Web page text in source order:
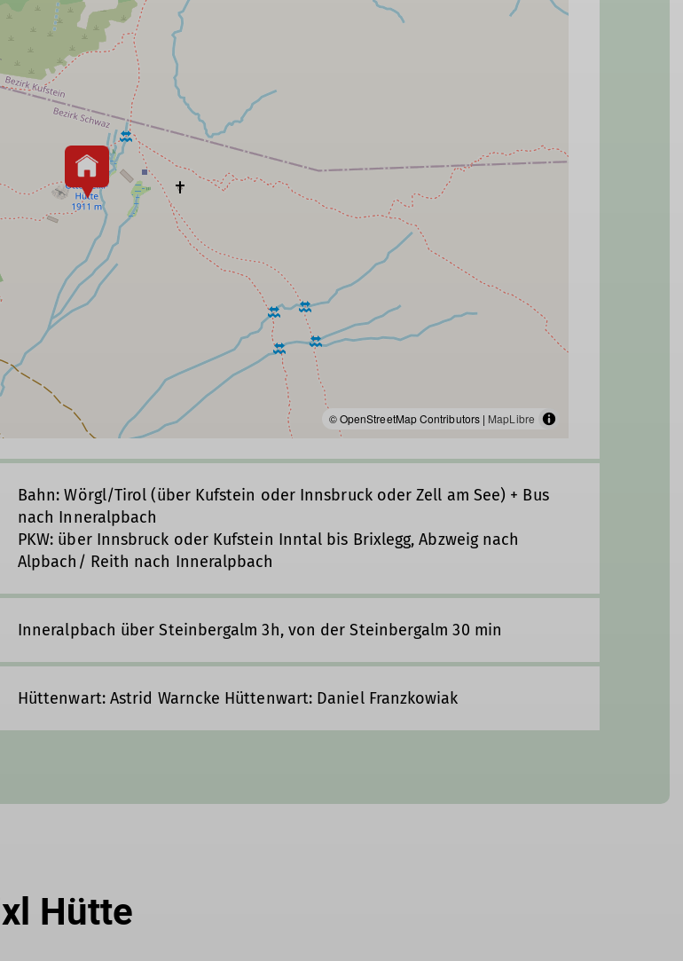
© OpenStreetMap Contributors | MapLibre
Bahn: Wörgl/Tirol (über Kufstein oder Innsbruck oder Zell am See) + Bus
nach Inneralpbach
PKW: über Innsbruck oder Kufstein Inntal bis Brixlegg, Abzweig nach
Alpbach/ Reith nach Inneralpbach
Inneralpbach über Steinbergalm 3h, von der Steinbergalm 30 min
Hüttenwart: Astrid Warncke Hüttenwart: Daniel Franzkowiak
Hütte